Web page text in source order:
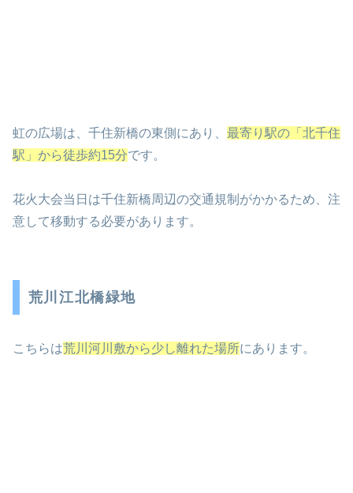
虹の広場は、千住新橋の東側にあり、 最寄り駅の「北千住
駅」から徒歩約15分です。
花火大会当日は千住新橋周辺の交通規制がかかるため、注
意して移動する必要があります。
荒川江北橋緑地
こちらは荒川河川敷から少し離れた場所にあります。